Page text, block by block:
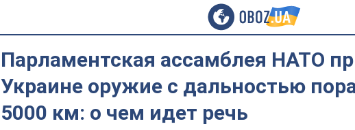
Парламентская ассамблея НАТО
Украине оружие с дальностью
5000 км: о чем идет речь